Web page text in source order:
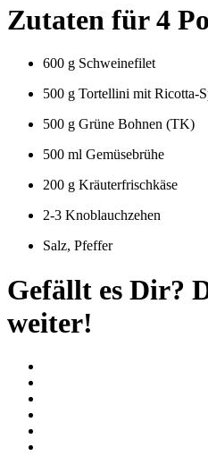
Zutaten für 4
600 g Schweinefilet
500 g Tortellini mit Ricotta-
500 g Grüne Bohnen (TK)
500 ml Gemüsebrühe
200 g Kräuterfrischkäse
2-3 Knoblauchzehen
Salz, Pfeffer
Gefällt es Dir?
weiter!